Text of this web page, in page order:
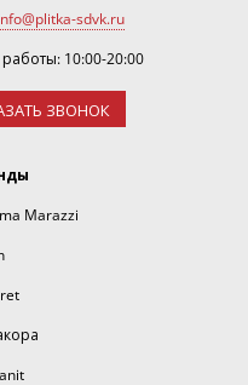
sdvk.ru
10:00-20:00
ЗВОНОК
Marazzi